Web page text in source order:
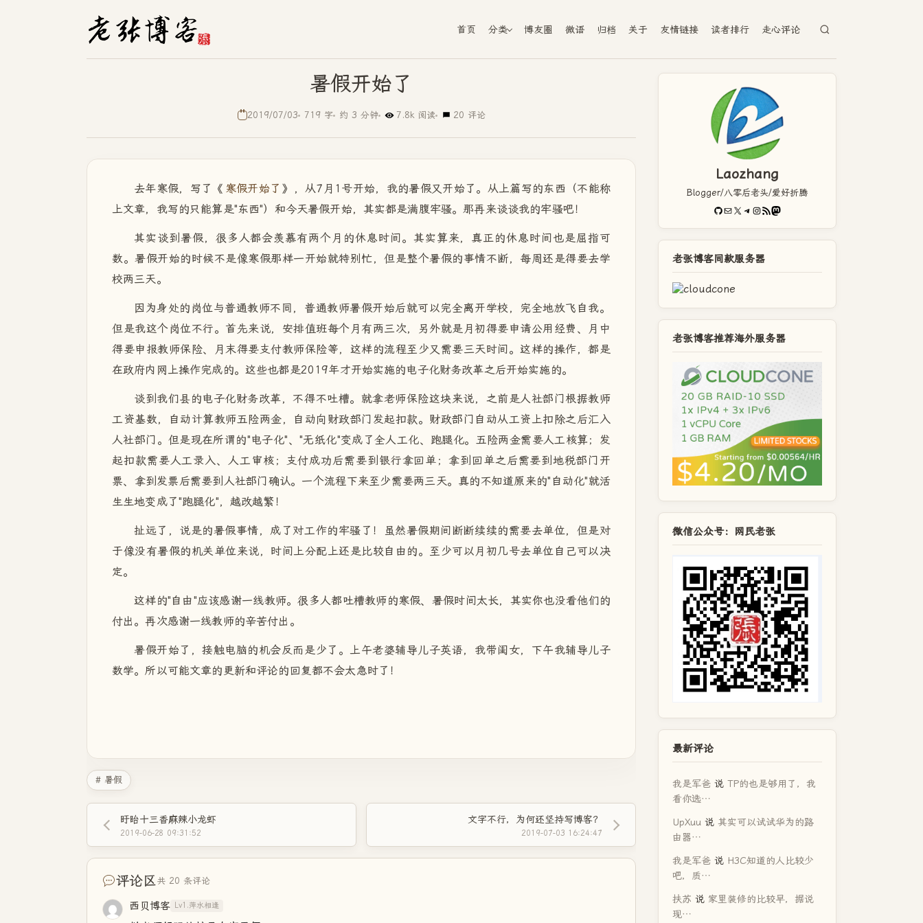
首页 分类 博友圈 微语 归档 关于 友情链接 读者排行 走心评论
暑假开始了
2019/07/03 719 字 约 3 分钟 7.8k 阅读 20 评论
去年寒假，写了《 寒假开始了 》，从7月1号开始，我的暑假又开始了。从上篇写的东西（不能称
上文章，我写的只能算是"东西"）和今天暑假开始，其实都是满腹牢骚。那再来谈谈我的牢骚吧！
其实谈到暑假，很多人都会羡慕有两个月的休息时间。其实算来，真正的休息时间也是屈指可
数。暑假开始的时候不是像寒假那样一开始就特别忙，但是整个暑假的事情不断，每周还是得要去学
校两三天。
因为身处的岗位与普通教师不同，普通教师暑假开始后就可以完全离开学校，完全地放飞自我。
但是我这个岗位不行。首先来说，安排值班每个月有两三次，另外就是月初得要申请公用经费、月中
得要申报教师保险、月末得要支付教师保险等，这样的流程至少又需要三天时间。这样的操作，都是
在政府内网上操作完成的。这些也都是2019年才开始实施的电子化财务改革之后开始实施的。
谈到我们县的电子化财务改革，不得不吐槽。就拿老师保险这块来说，之前是人社部门根据教师
工资基数，自动计算教师五险两金，自动向财政部门发起扣款。财政部门自动从工资上扣除之后汇入
人社部门。但是现在所谓的"电子化"、"无纸化"变成了全人工化、跑腿化。五险两金需要人工核算；发
起扣款需要人工录入、人工审核；支付成功后需要到银行拿回单；拿到回单之后需要到地税部门开
票、拿到发票后需要到人社部门确认。一个流程下来至少需要两三天。真的不知道原来的"自动化"就活
生生地变成了"跑腿化"，越改越繁！
扯远了，说是的暑假事情，成了对工作的牢骚了！虽然暑假期间断断续续的需要去单位，但是对
于像没有暑假的机关单位来说，时间上分配上还是比较自由的。至少可以月初几号去单位自己可以决
定。
这样的"自由"应该感谢一线教师。很多人都吐槽教师的寒假、暑假时间太长，其实你也没看他们的
付出。再次感谢一线教师的辛苦付出。
暑假开始了，接触电脑的机会反而是少了。上午老婆辅导儿子英语，我带闺女，下午我辅导儿子
数学。所以可能文章的更新和评论的回复都不会太急时了！
# 暑假
盱眙十三香麻辣小龙虾
2019-06-28 09:31:52
文字不行，为何还坚持写博客？
2019-07-03 16:24:47
评论区共 20 条评论
西贝博客 Lv1.萍水相逢
Laozhang
Blogger/八零后老头/爱好折腾
GitHub
电子邮件X Telegram
Instagram
RSS FeedMastodon
老张博客同款服务器
老张博客推荐海外服务器
微信公众号：网民老张
最新评论
我是军爸 说 TP的也是够用了，我
看你选…
UpXuu 说 其实可以试试华为的路
由器…
我是军爸 说 H3C知道的人比较少
吧，质…
扶苏 说 家里装修的比较早，据说
现…